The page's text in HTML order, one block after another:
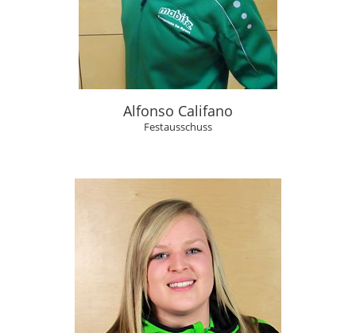
Alfonso Califano
Festausschuss